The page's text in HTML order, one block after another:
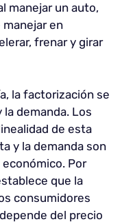
manejar un auto,
en
frenar y girar
la factorización se
demanda. Los
de esta
y la demanda son
Por
que la
consumidores
del precio